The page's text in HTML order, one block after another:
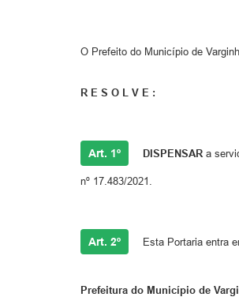
O Prefeito do Município de
R E S O L V E :
Art. 1º DISPENSAR a
nº 17.483/2021.
Art. 2º Esta Portaria entra
Prefeitura do Município de